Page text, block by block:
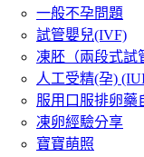
一般不孕問題
試管嬰兒(IVF)
凍胚（兩段式試
人工受精(孕)
服用口服排卵藥
凍卵經驗分享
寶寶萌照